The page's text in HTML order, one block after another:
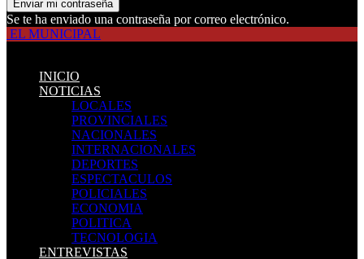
Se te ha enviado una contraseña por correo electrónico.
EL MUNICIPAL
INICIO
NOTICIAS
LOCALES
PROVINCIALES
NACIONALES
INTERNACIONALES
DEPORTES
ESPECTACULOS
POLICIALES
ECONOMIA
POLITICA
TECNOLOGIA
ENTREVISTAS